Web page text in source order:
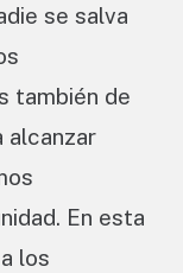
se salva
también de
alcanzar
En esta
los